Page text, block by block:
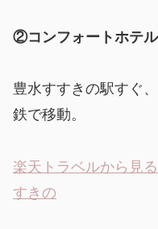
②コンフォートホテ
豊水すすきの駅すぐ
鉄で移動。
楽天トラベルから見
すきの